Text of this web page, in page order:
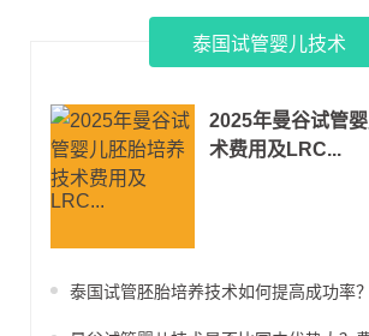
泰国试管婴儿技术
2025年曼谷试管
术费用及LRC...
泰国试管胚胎培养技术如何提高成功率